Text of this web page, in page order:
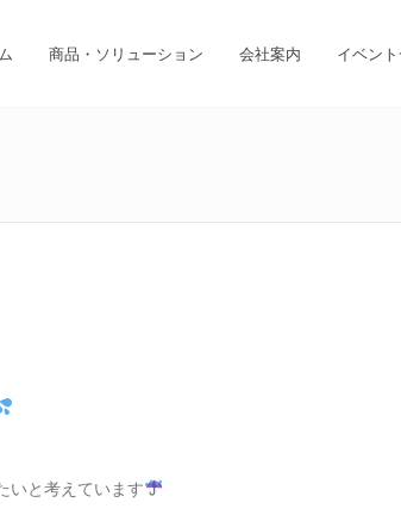
商品・ソリューション 会社案内 イベン
いと考えています